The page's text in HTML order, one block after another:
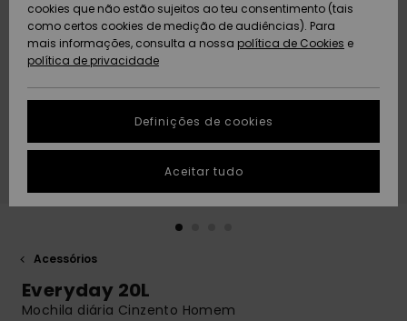
Artigos
recém-
chegados
Coleções
Artigos
recém-
chegados
Highlights
Community
AJUDA
Protecção de
dados
Guia de
tamanhos
conversa para
obteres a
resposta mais
rápida à tua
SUSTAINABILITY
PRESENTE
DESEJO
Acessórios
Everyday 20L
Mochila diária Cinzento Homem
cookies que não estão sujeitos ao teu consentimento (tais
como certos cookies de medição de audiências). Para
mais informações, consulta a nossa política de Cookies e
política de privacidade
Definições de cookies
Aceitar tudo